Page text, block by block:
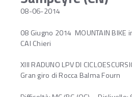
08-06-2014
08 Giugno 2014 MOUNTAIN BIKE
CAI Chieri
XIII RADUNO LPV DI
Gran giro di Rocca Balma Fourn